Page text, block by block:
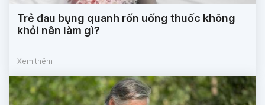
Trẻ đau bụng quanh rốn uống thuốc không
khỏi nên làm gì?
Xem thêm